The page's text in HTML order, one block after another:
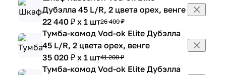
Дубэлла 45 L/R, 2 цвета орех, венге
22 440 ₽ x 1 шт26 400 ₽
Тумба-комод Vod-ok Elite Дубэлла
45 L/R, 2 цвета орех, венге
35 020 ₽ x 1 шт41 200 ₽
Тумба-комод Vod-ok Elite Дубэлла